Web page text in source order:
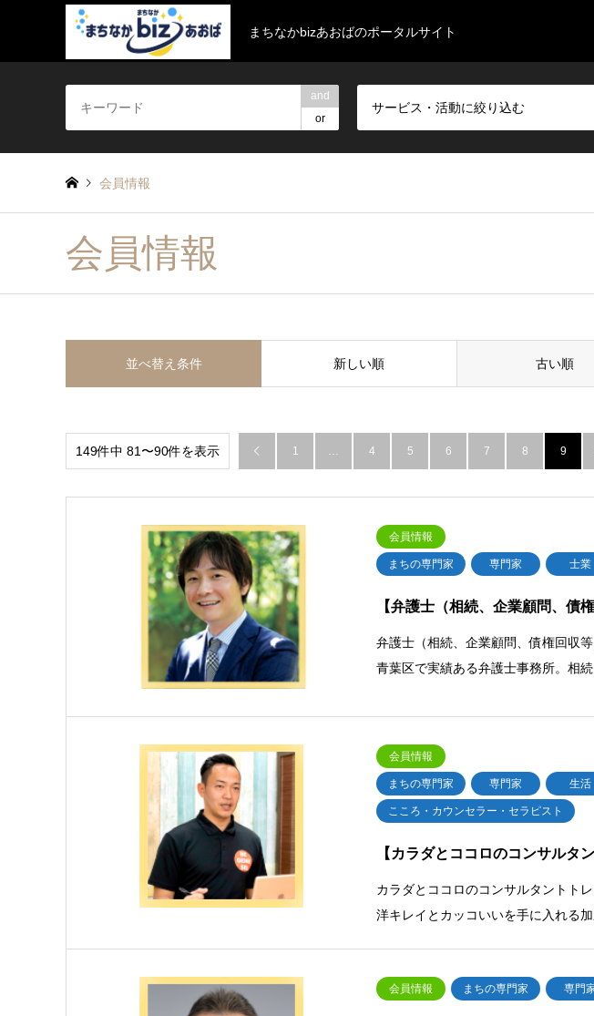
まちなかbizあおばのポータルサイト
and
or
サービス・活動に絞り込む
会員情報
会員情報
並べ替え条件 新しい順 古い順
149件中 81〜90件を表示  1 … 4 5 6 7 8 9
会員情報
まちの専門家 専門家 士業
【弁護士（相続、企業顧問、
弁護士（相続、企業顧問、債権回収
青葉区で実績ある弁護士事務所。相
会員情報
まちの専門家 専門家 生活
こころ・カウンセラー・セラピスト
【カラダとココロのコンサルタ
カラダとココロのコンサルタントト
洋キレイとカッコいいを手に入れる
会員情報 まちの専門家 専門